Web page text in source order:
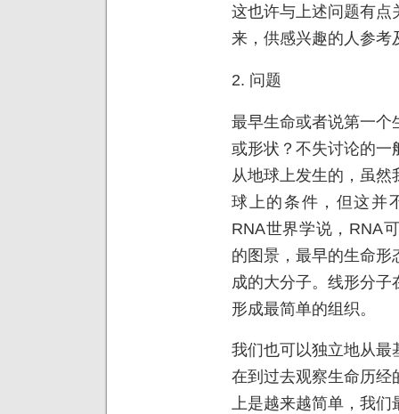
这也许与上述问题有点
来，供感兴趣的人参考
2. 问题
最早生命或者说第一个
或形状？不失讨论的一
从地球上发生的，虽
球上的条件，但这并
RNA世界学说，RNA
的图景，最早的生命
成的大分子。线形分
形成最简单的组织。
我们也可以独立地从最
在到过去观察生命历经
上是越来越简单，我们